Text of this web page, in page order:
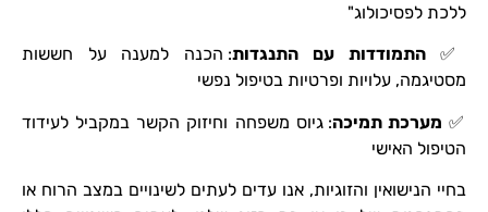
ללכת לפסיכולוג"
✅התמודדות עם התנגדות: הכנה למענה על חששות
מסטיגמה, עלויות ופרטיות בטיפול נפשי
✅ מערכת תמיכה: גיוס משפחה וחיזוק הקשר במקביל לעידוד
הטיפול האישי
בחיי הנישואין והזוגיות, אנו עדים לעתים לשינויים במצב הרוח או